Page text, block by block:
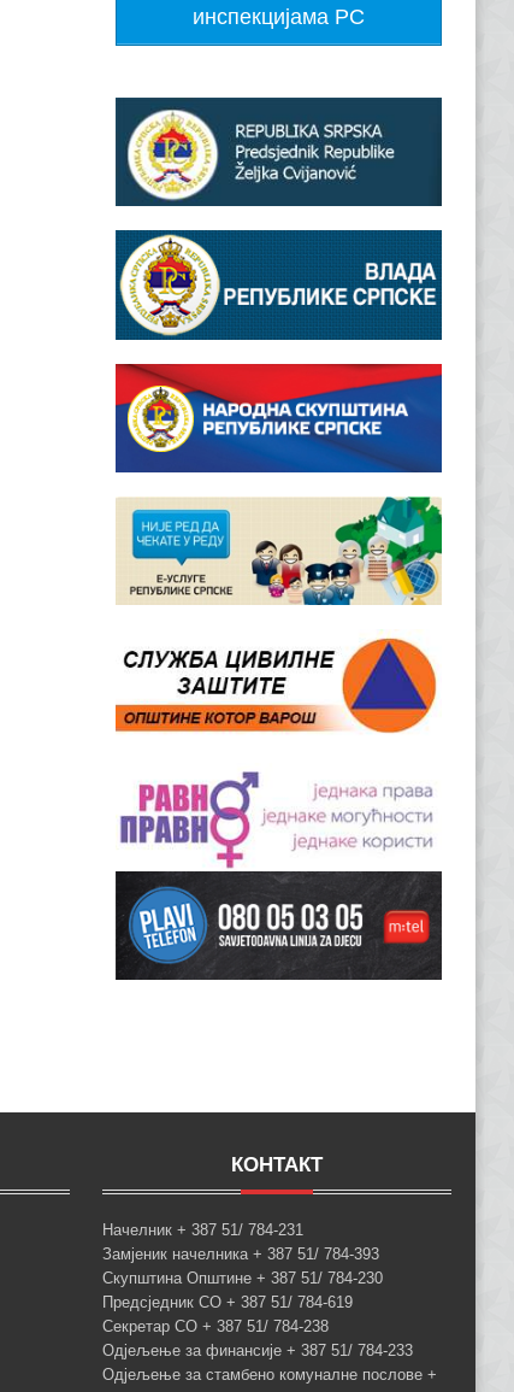
инспекцијама РС
КОНТАКТ
Начелник + 387 51/ 784-231
Замјеник начелника + 387 51/ 784-393
Скупштина Општине + 387 51/ 784-230
Предсједник СО + 387 51/ 784-619
Секретар СО + 387 51/ 784-238
Одјељење за финансије + 387 51/ 784-233
Одјељење за стамбено комуналне послове +